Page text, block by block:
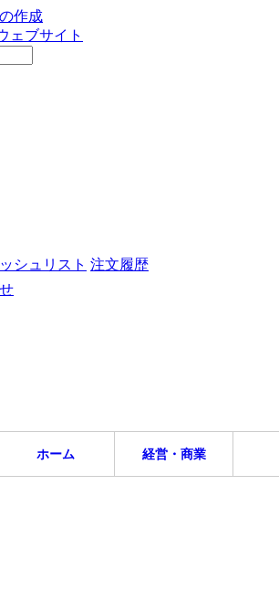
作成
シュリスト 注文履歴
ホーム 経営・商業